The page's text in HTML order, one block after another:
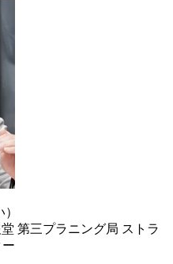
第三プラニング局 ストラ